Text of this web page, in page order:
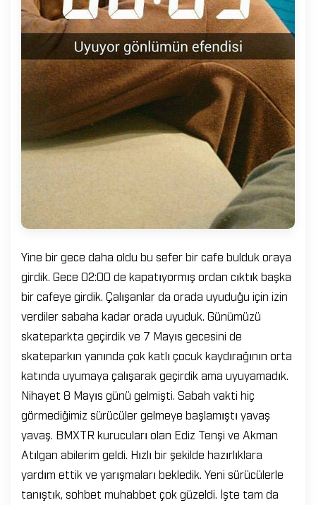
Yine bir gece daha oldu bu sefer bir cafe bulduk oraya
girdik. Gece 02:00 de kapatıyormış ordan cıktık başka
bir cafeye girdik. Çalışanlar da orada uyuduğu için izin
verdiler sabaha kadar orada uyuduk. Günümüzü
skateparkta geçirdik ve 7 Mayıs gecesini de
skateparkın yanında çok katlı çocuk kaydırağının orta
katında uyumaya çalışarak geçirdik ama uyuyamadık.
Nihayet 8 Mayıs günü gelmişti. Sabah vakti hiç
görmediğimiz sürücüler gelmeye başlamıştı yavaş
yavaş. BMXTR kurucuları olan Ediz Tenşi ve Akman
Atılgan abilerim geldi. Hızlı bir şekilde hazırlıklara
yardım ettik ve yarışmaları bekledik. Yeni sürücülerle
tanıştık, sohbet muhabbet çok güzeldi. İşte tam da